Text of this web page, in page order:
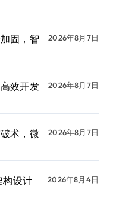
固，智
2026年8月7日
效开发
2026年8月7日
术，微
2026年8月7日
构设计 2026年8月4日